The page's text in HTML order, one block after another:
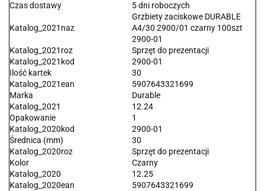
Czas dostawy
5 dni roboczych
Katalog_2021naz
Grzbiety zaciskowe DURABLE
A4/30 2900/01 czarny 100szt
2900-01
Katalog_2021roz
Sprzęt do prezentacji
Katalog_2021kod
2900-01
Ilość kartek
30
Katalog_2021ean
5907643321699
Marka
Durable
Katalog_2021
12.24
Opakowanie
1
Katalog_2020kod
2900-01
Średnica (mm)
30
Katalog_2020roz
Sprzęt do prezentacji
Kolor
Czarny
Katalog_2020
12.25
Katalog_2020ean
5907643321699